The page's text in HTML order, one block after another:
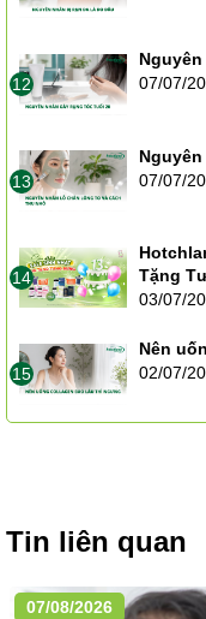
12
07/07/
13
07/07/
14
Tặng
03/07/
15
Nên
02/07/
Tin liên quan
07/08/2026